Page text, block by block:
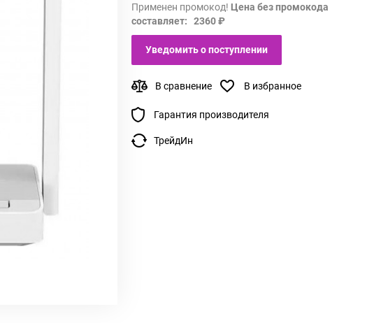
Применен промокод! Цена без промокода
составляет: 2360 ₽
Уведомить о поступлении
В сравнение В избранное
Гарантия производителя
ТрейдИн